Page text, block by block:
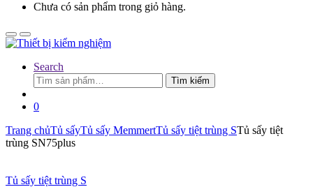
Chưa có sản phẩm trong giỏ hàng.
Search
Tìm
kiếm:
Tìm kiếm
0
Trang chủTủ sấyTủ sấy MemmertTủ sấy tiệt trùng STủ sấy tiệt
trùng SN75plus
Tủ sấy tiệt trùng S